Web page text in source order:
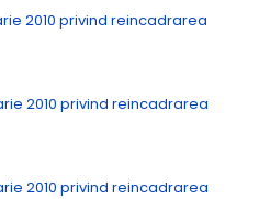
2010 privind reincadrarea
2010 privind reincadrarea
2010 privind reincadrarea